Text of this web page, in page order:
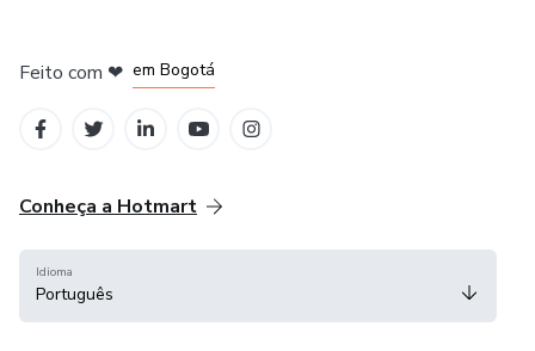
Feito com ❤ em Bogotá
Conheça a Hotmart
Idioma
Português